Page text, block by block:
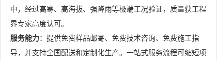
中，经过高寒、高海拔、强降雨等极端工况验证，质量获工程
界专家高度认可。
服务能力：提供免费样品邮寄、免费技术咨询、免费施工指
导，并支持全国配送和定制化生产。一站式服务流程可缩短项